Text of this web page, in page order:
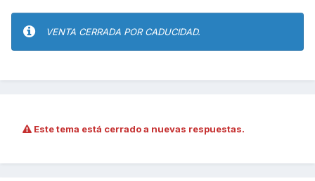
VENTA CERRADA POR CADUCIDAD.
Este tema está cerrado a nuevas respuestas.